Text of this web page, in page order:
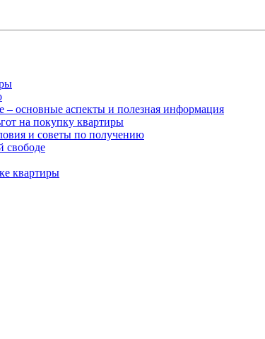
– основные аспекты и полезная информация
на покупку квартиры
и советы по получению
свободе
квартиры